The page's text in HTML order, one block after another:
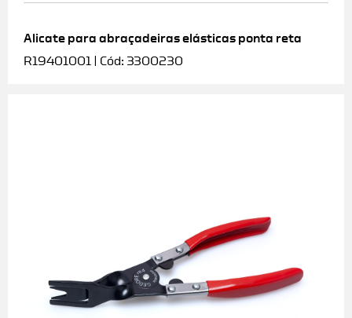
Alicate para abraçadeiras elásticas ponta reta
R19401001 | Cód: 3300230